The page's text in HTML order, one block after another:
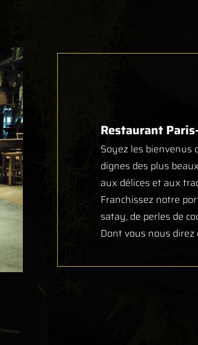
Restaurant
Soyez les bienvenus
dignes des plus
aux délices et aux
Franchissez notre
satay, de perles de
Dont vous nous direz